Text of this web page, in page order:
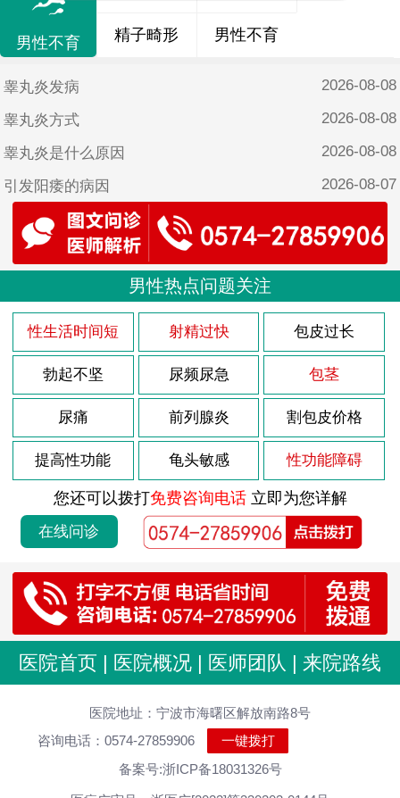
男性不育 精子畸形 男性不育
睾丸炎发病 2026-08-08
睾丸炎方式 2026-08-08
睾丸炎是什么原因 2026-08-08
引发阳痿的病因 2026-08-07
自己怎么改善阳痿
18岁阳痿能恢复吗 2026-08-07
导致阳痿的原因有哪些呢？ 2026-08-07
龟头炎多久能治疗好 2026-08-03
该怎么治疗龟头炎 2026-08-03
龟头炎是什么引起 2026-08-03
包皮龟头炎会复发吗 2026-08-03
导致包皮龟头炎原因 2026-08-03
前列腺肥大如何调理 2026-08-03
前列腺肥大什么原因 2026-08-03
前列腺炎的病因是什么 2026-08-03
前列腺的症状是怎样的 2026-08-03
男性尿道炎发病原因分析
尿道炎症状 男性怎么治疗
男性尿道炎会有什么原因
急性尿道炎持续多久
男性尿道炎怎么好
男性热点问题关注
性生活时间短 射精过快 包皮过长
勃起不坚 尿频尿急 包茎
尿痛 前列腺炎 割包皮价格
提高性功能 龟头敏感 性功能障碍
您还可以拨打免费咨询电话立即为您详解
在线问诊
医院首页 | 医院概况 | 医师团队 | 来院路线
医院地址：宁波市海曙区解放南路8号
咨询电话：0574-27859906
一键拨打
备案号:浙ICP备18031326号